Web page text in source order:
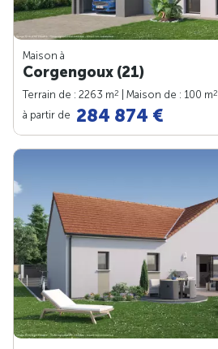
Maison à
Corgengoux (21)
Terrain de : 2263 m2 | Maison de : 100 m2
à partir de 284 874 €